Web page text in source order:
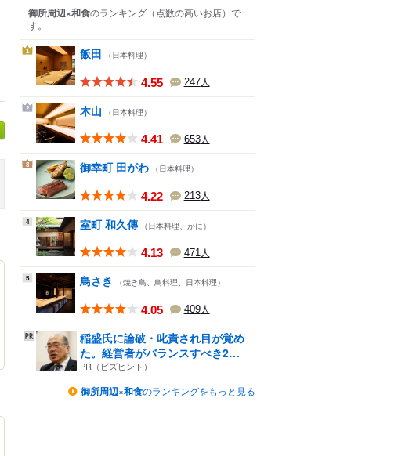
御所周辺×和食のランキング （点数の高いお店） で
す。
1 飯田 （日本料理）
4.55 247人
2 木山 （日本料理）
4.41 653人
3 御幸町 田がわ （日本料理）
4.22 213人
4 室町 和久傳 （日本料理、かに）
4.13 471 人
5 鳥さき （焼き鳥、鳥料理、日本料理）
4.05 409人
稲盛氏に論破・叱責され目が覚め
た。経営者がバランスすべき2
つ...
PR（ビズヒント）
御所周辺×和食のランキングをもっと見る